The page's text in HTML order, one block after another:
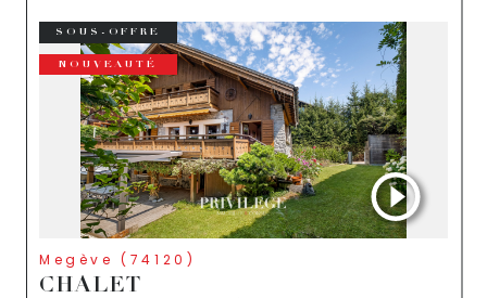
SOUS-OFFRE
NOUVEAUTÉ
Megève (74120)
CHALET